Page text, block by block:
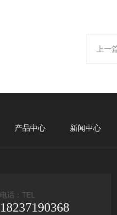
上一
产品中心 新闻中心
电话：TEL
18237190368